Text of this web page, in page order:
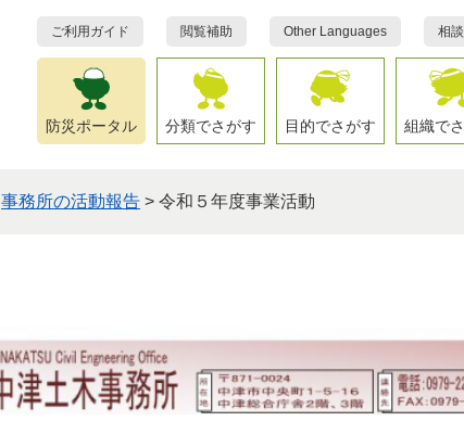
ご利用ガイド 閲覧補助 Other Languages 相
防災ポータル 分類でさがす 目的でさがす 組織で
事務所の活動報告 > 令和５年度事業活動